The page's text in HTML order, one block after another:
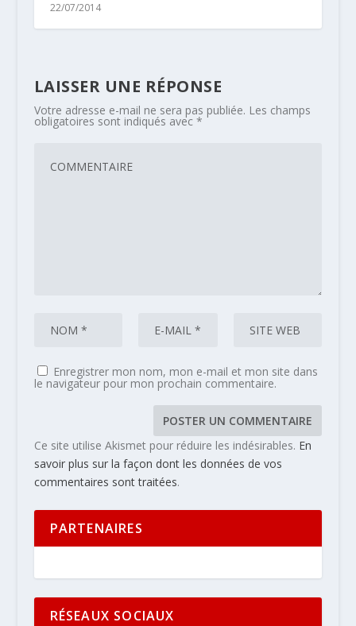
22/07/2014
LAISSER UNE RÉPONSE
Votre adresse e-mail ne sera pas publiée. Les champs
obligatoires sont indiqués avec *
Enregistrer mon nom, mon e-mail et mon site dans
le navigateur pour mon prochain commentaire.
Ce site utilise Akismet pour réduire les indésirables. En
savoir plus sur la façon dont les données de vos
commentaires sont traitées.
PARTENAIRES
RÉSEAUX SOCIAUX